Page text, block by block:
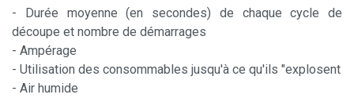
- Durée moyenne (en secondes) de chaque cycle de
découpe et nombre de démarrages
- Ampérage
- Utilisation des consommables jusqu'à ce qu'ils "explosent
- Air humide